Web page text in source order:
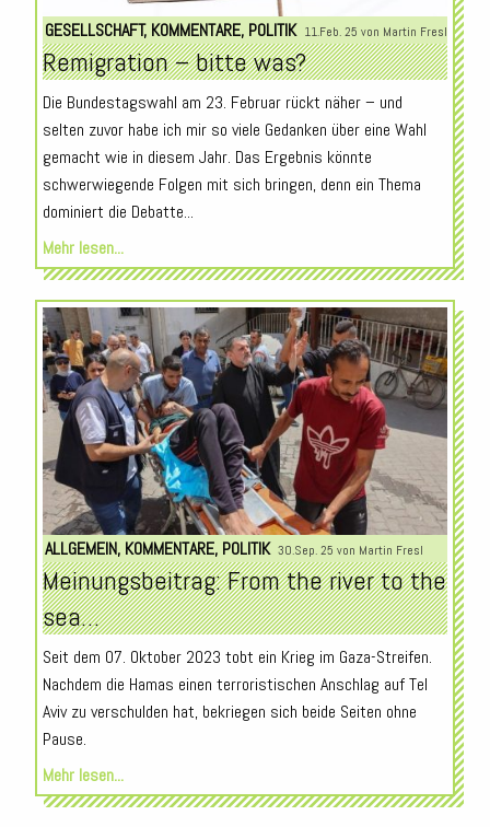
GESELLSCHAFT, KOMMENTARE, POLITIK 11.Feb. 25 von Martin Fresl
Remigration – bitte was?
Die Bundestagswahl am 23. Februar rückt näher – und
selten zuvor habe ich mir so viele Gedanken über eine Wahl
gemacht wie in diesem Jahr. Das Ergebnis könnte
schwerwiegende Folgen mit sich bringen, denn ein Thema
dominiert die Debatte...
Mehr lesen...
ALLGEMEIN, KOMMENTARE, POLITIK 30.Sep. 25 von Martin Fresl
Meinungsbeitrag: From the river to the
sea…
Seit dem 07. Oktober 2023 tobt ein Krieg im Gaza-Streifen.
Nachdem die Hamas einen terroristischen Anschlag auf Tel
Aviv zu verschulden hat, bekriegen sich beide Seiten ohne
Pause.
Mehr lesen...